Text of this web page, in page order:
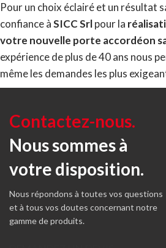
Pour un choix éclairé et un résultat
confiance àSICC Srlpour la
votre nouvelle porte accordéon
expérience de plus de 40 ans nous
même les demandes les plus
Contactez-nous.
Nous sommes à
votre disposition.
Nous répondons à toutes vos questions
et à tous vos doutes concernant notre
gamme de produits.